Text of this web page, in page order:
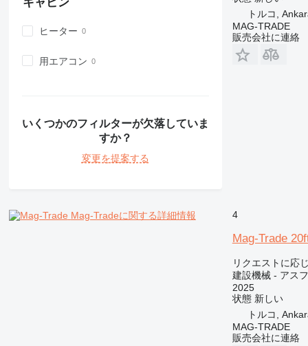
982
990
CB
D series
GC
ヒーター
用エアコン
いくつかのフィルターが欠落していま
すか？
変更を提案する
Mag-Tradeに関する詳細情報
トルコ,
MAG-TRADE
販売会社に連絡
4
Mag-Trade
リクエストに応
建設機械 - アス
2025
状態新しい
トルコ,
MAG-TRADE
販売会社に連絡